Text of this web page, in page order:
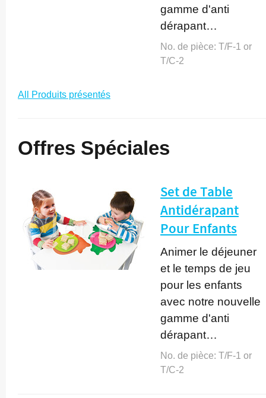
gamme d'anti
dérapant…
No. de pièce: T/F-1 or
T/C-2
All Produits présentés
Offres Spéciales
Set de Table
Antidérapant
Pour Enfants
Animer le déjeuner
et le temps de jeu
pour les enfants
avec notre nouvelle
gamme d'anti
dérapant…
No. de pièce: T/F-1 or
T/C-2